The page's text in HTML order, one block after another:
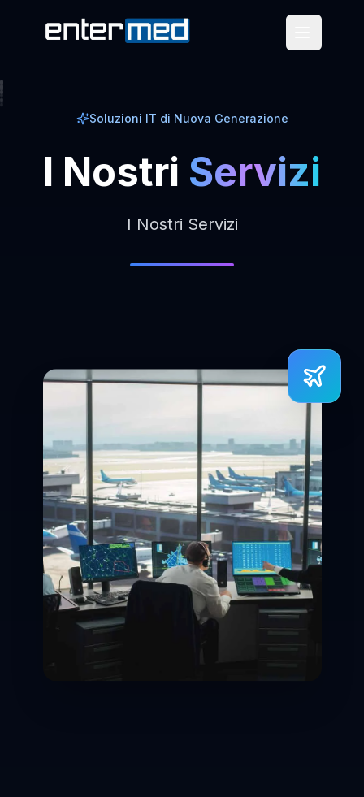
Soluzioni IT di Nuova Generazione
I Nostri Servizi
I Nostri Servizi